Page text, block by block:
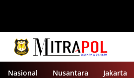
Nasional Nusantara Jakarta